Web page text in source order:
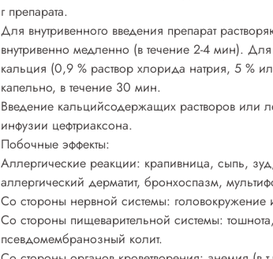
г препарата.
Для внутривенного введения препарат
внутривенно медленно (в течение 2-4 мин).
кальция (0,9 % раствор хлорида натрия, 5 %
капельно, в течение 30 мин.
Введение кальцийсодержащих растворов или
инфузии цефтриаксона.
Побочные эффекты:
Аллергические реакции: крапивница, сыпь,
аллергический дерматит, бронхоспазм,
Со стороны нервной системы: головокружение
Со стороны пищеварительной системы:
псевдомембранозный колит.